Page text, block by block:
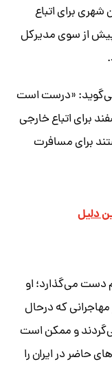
شهری برای اتباع
از سوی مدیرکل
«درست است
برای اتباع خارجی
برای مسافرت
دلیل
می‌گذارد؛ او
که درحال
و ممکن است
حاضر در ایران را